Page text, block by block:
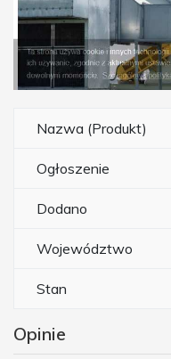
Nazwa (Produkt)
Ogłoszenie
Dodano
Województwo
Stan
Opinie